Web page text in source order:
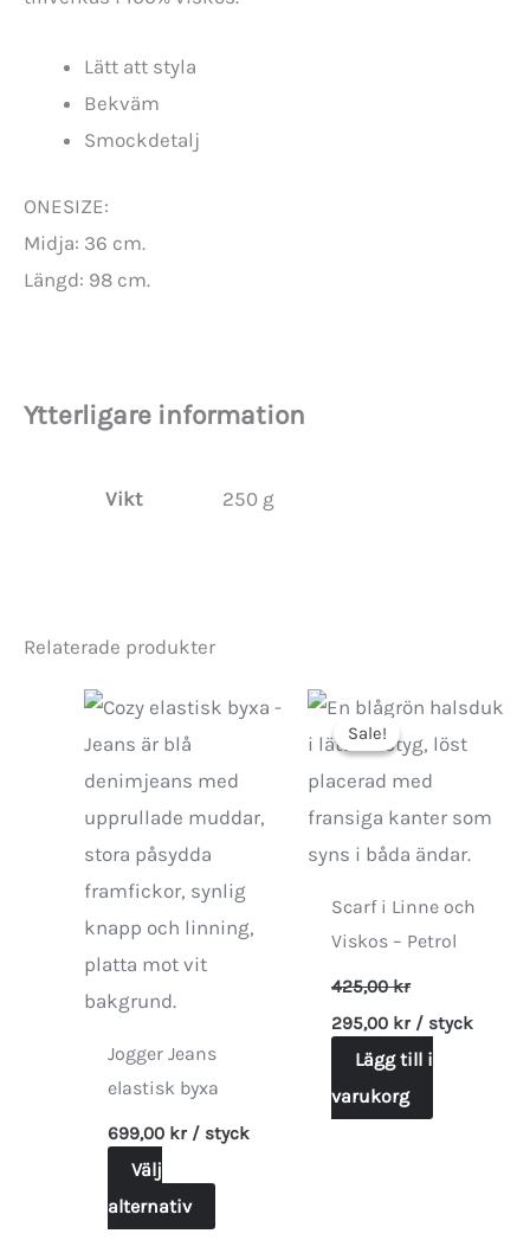
Lätt att styla
Bekväm
Smockdetalj
ONESIZE:
Midja: 36 cm.
Längd: 98 cm.
Ytterligare information
Vikt 250 g
Relaterade produkter
Jogger Jeans
elastisk byxa
699,00 kr/ styck
Välj
alternativ
Sale!
Sale!
Scarf i Linne och
Viskos – Petrol
425,00kr
Det
ursprungliga
priset
425,00 kr.
295,00 kr Det
nuvarande
priset
295,00 kr.
/ styck
Lägg till i
varukorg